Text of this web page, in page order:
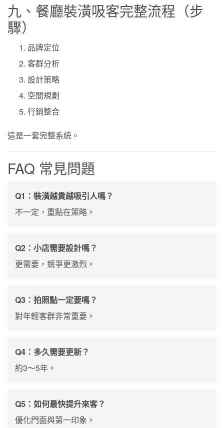
九、餐廳裝潢吸客完整流程（步
驟）
品牌定位
客群分析
設計策略
空間規劃
行銷整合
這是一套完整系統。
FAQ 常見問題
Q1：裝潢越貴越吸引人嗎？
不一定，重點在策略。
Q2：小店需要設計嗎？
更需要，競爭更激烈。
Q3：拍照點一定要嗎？
對年輕客群非常重要。
Q4：多久需要更新？
約3～5年。
Q5：如何最快提升來客？
優化門面與第一印象。